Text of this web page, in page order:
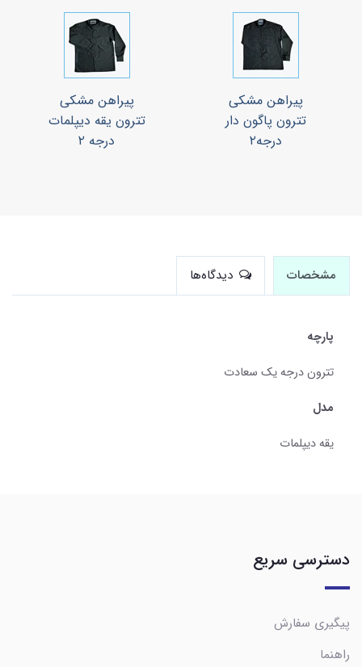
پیراهن مشکی
تترون پاگون دار
درجه۲
پیراهن مشکی
تترون یقه دیپلمات
درجه ۲
مشخصات دیدگاه‌ها
پارچه
تترون درجه یک سعادت
مدل
یقه دیپلمات
دسترسی سریع
پیگیری سفارش
راهنما